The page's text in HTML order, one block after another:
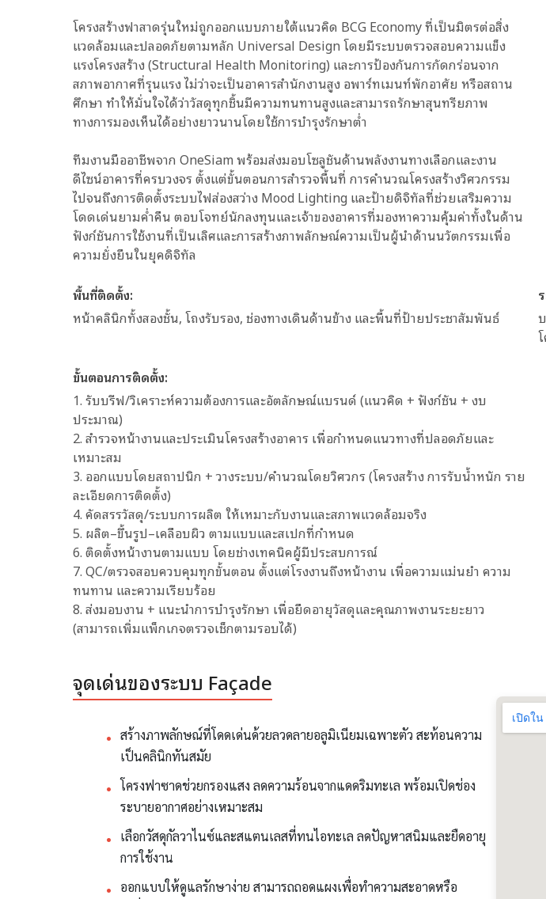
โครงสร้างฟาสาดรุ่นใหม่ถูกออกแบบภายใต้แนวคิด BCG Economy ที่เป็นมิตรต่อสิ่ง
แวดล้อมและปลอดภัยตามหลัก Universal Design โดยมีระบบตรวจสอบความแข็ง
แรงโครงสร้าง (Structural Health Monitoring) และการป้องกันการกัดกร่อนจาก
สภาพอากาศที่รุนแรง ไม่ว่าจะเป็นอาคารสำนักงานสูง อพาร์ทเมนท์พักอาศัย หรือสถาน
ศึกษา ทำให้มั่นใจได้ว่าวัสดุทุกชิ้นมีความทนทานสูงและสามารถรักษาสุนทรียภาพ
ทางการมองเห็นได้อย่างยาวนานโดยใช้การบำรุงรักษาต่ำ
ทีมงานมืออาชีพจาก OneSiam พร้อมส่งมอบโซลูชันด้านพลังงานทางเลือกและงาน
ดีไซน์อาคารที่ครบวงจร ตั้งแต่ขั้นตอนการสำรวจพื้นที่ การคำนวณโครงสร้างวิศวกรรม
ไปจนถึงการติดตั้งระบบไฟส่องสว่าง Mood Lighting และป้ายดิจิทัลที่ช่วยเสริมความ
โดดเด่นยามค่ำคืน ตอบโจทย์นักลงทุนและเจ้าของอาคารที่มองหาความคุ้มค่าทั้งในด้าน
ฟังก์ชันการใช้งานที่เป็นเลิศและการสร้างภาพลักษณ์ความเป็นผู้นำด้านนวัตกรรมเพื่อ
ความยั่งยืนในยุคดิจิทัล
พื้นที่ติดตั้ง:
หน้าคลินิกทั้งสองชั้น, โถงรับรอง, ช่องทางเดินด้านข้าง และพื้นที่ป้ายประชาสัมพันธ์
ขั้นตอนการติดตั้ง:
1. รับบรีฟ/วิเคราะห์ความต้องการและอัตลักษณ์แบรนด์ (แนวคิด + ฟังก์ชัน + งบ
ประมาณ)
2. สำรวจหน้างานและประเมินโครงสร้างอาคาร เพื่อกำหนดแนวทางที่ปลอดภัยและ
เหมาะสม
3. ออกแบบโดยสถาปนิก + วางระบบ/คำนวณโดยวิศวกร (โครงสร้าง การรับน้ำหนัก ราย
ละเอียดการติดตั้ง)
4. คัดสรรวัสดุ/ระบบการผลิต ให้เหมาะกับงานและสภาพแวดล้อมจริง
5. ผลิต–ขึ้นรูป–เคลือบผิว ตามแบบและสเปกที่กำหนด
6. ติดตั้งหน้างานตามแบบ โดยช่างเทคนิคผู้มีประสบการณ์
7. QC/ตรวจสอบควบคุมทุกขั้นตอน ตั้งแต่โรงงานถึงหน้างาน เพื่อความแม่นยำ ความ
ทนทาน และความเรียบร้อย
8. ส่งมอบงาน + แนะนำการบำรุงรักษา เพื่อยืดอายุวัสดุและคุณภาพงานระยะยาว
(สามารถเพิ่มแพ็กเกจตรวจเช็กตามรอบได้)
จุดเด่นของระบบ Façade
สร้างภาพลักษณ์ที่โดดเด่นด้วยลวดลายอลูมิเนียมเฉพาะตัว สะท้อนความ
เป็นคลินิกทันสมัย
โครงฟาซาดช่วยกรองแสง ลดความร้อนจากแดดริมทะเล พร้อมเปิดช่อง
ระบายอากาศอย่างเหมาะสม
เลือกวัสดุกัลวาไนซ์และสแตนเลสที่ทนไอทะเล ลดปัญหาสนิมและยืดอายุ
การใช้งาน
ออกแบบให้ดูแลรักษาง่าย สามารถถอดแผงเพื่อทำความสะอาดหรือ